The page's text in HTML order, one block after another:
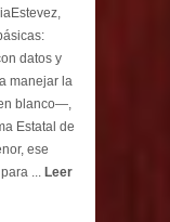
datos y
manejar la
blanco—,
Estatal de
ese
... Leer